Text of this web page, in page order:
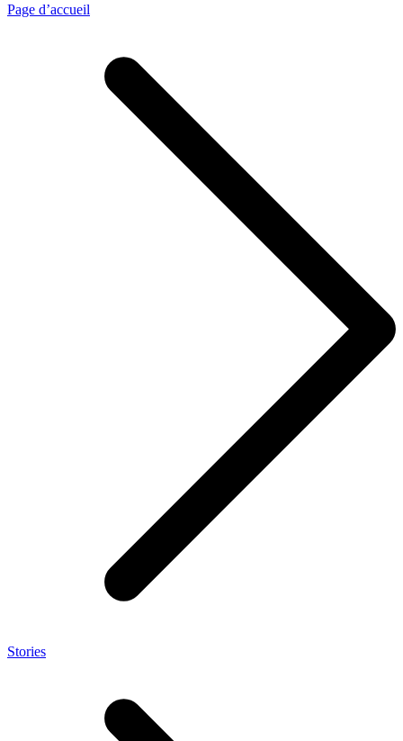
Page d’accueil
Stories